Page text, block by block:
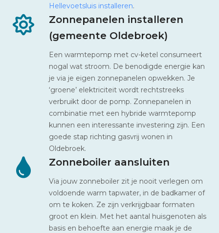
Hellevoetsluis installeren.
Zonnepanelen installeren
(gemeente Oldebroek)
Een warmtepomp met cv-ketel consumeert
nogal wat stroom. De benodigde energie kan
je via je eigen zonnepanelen opwekken. Je
‘groene’ elektriciteit wordt rechtstreeks
verbruikt door de pomp. Zonnepanelen in
combinatie met een hybride warmtepomp
kunnen een interessante investering zijn. Een
goede stap richting gasvrij wonen in
Oldebroek.
Zonneboiler aansluiten
Via jouw zonneboiler zit je nooit verlegen om
voldoende warm tapwater, in de badkamer of
om te koken. Ze zijn verkrijgbaar formaten
groot en klein. Met het aantal huisgenoten als
basis en behoefte aan energie maak je de